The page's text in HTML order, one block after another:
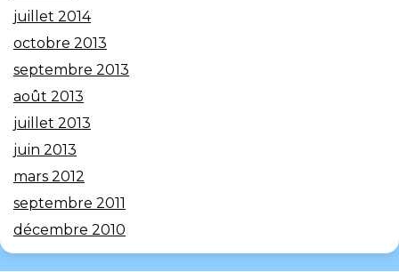
juillet 2014
octobre 2013
septembre 2013
août 2013
juillet 2013
juin 2013
mars 2012
septembre 2011
décembre 2010